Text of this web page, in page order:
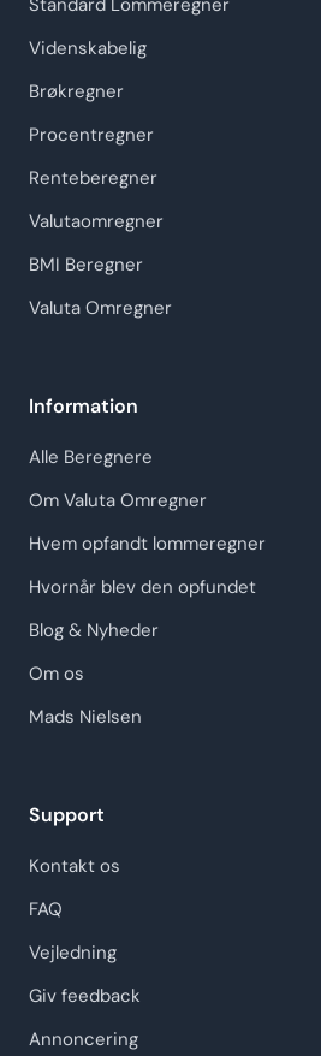
Standard Lommeregner
Videnskabelig
Brøkregner
Procentregner
Renteberegner
Valutaomregner
BMI Beregner
Valuta Omregner
Information
Alle Beregnere
Om Valuta Omregner
Hvem opfandt lommeregner
Hvornår blev den opfundet
Blog & Nyheder
Om os
Mads Nielsen
Support
Kontakt os
FAQ
Vejledning
Giv feedback
Annoncering